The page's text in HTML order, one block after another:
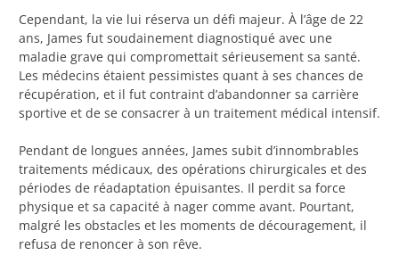
Cependant, la vie lui réserva un défi majeur. À l’âge de 22
ans, James fut soudainement diagnostiqué avec une
maladie grave qui compromettait sérieusement sa santé.
Les médecins étaient pessimistes quant à ses chances de
récupération, et il fut contraint d’abandonner sa carrière
sportive et de se consacrer à un traitement médical intensif.
Pendant de longues années, James subit d’innombrables
traitements médicaux, des opérations chirurgicales et des
périodes de réadaptation épuisantes. Il perdit sa force
physique et sa capacité à nager comme avant. Pourtant,
malgré les obstacles et les moments de découragement, il
refusa de renoncer à son rêve.